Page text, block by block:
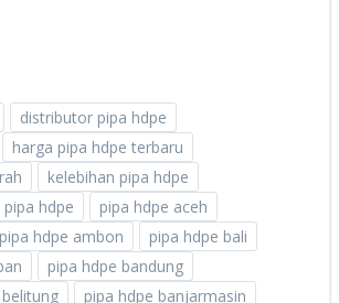
distributor pipa hdpe
harga pipa hdpe terbaru
kelebihan pipa hdpe
pipa hdpe
pipa hdpe aceh
pipa hdpe ambon
pipa hdpe bali
pipa hdpe bandung
pipa hdpe banjarmasin